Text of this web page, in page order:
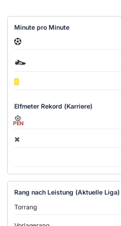
Minute pro Minute
Elfmeter Rekord (Karriere)
PEN
Rang nach Leistung (Aktuelle Liga)
Torrang